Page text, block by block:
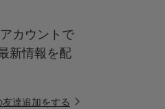
カウントで
新情報を配
友達追加をする